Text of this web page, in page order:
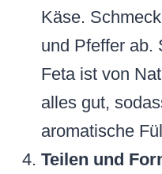
Käse.
und Pfeffer ab.
Feta ist von
alles gut,
aromatische
Teilen und